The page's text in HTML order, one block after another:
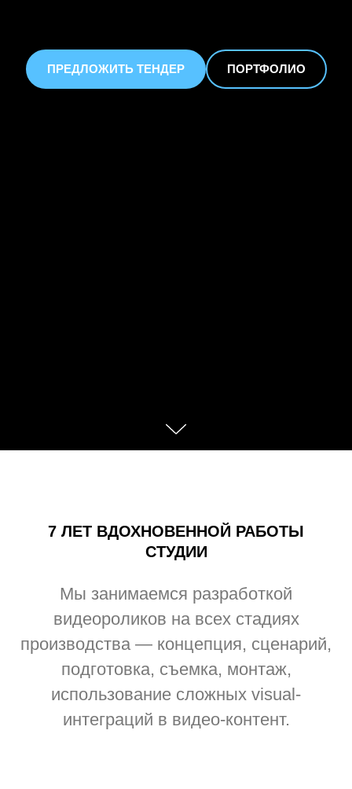
ПРЕДЛОЖИТЬ ТЕНДЕР ПОРТФОЛИО
7 ЛЕТ ВДОХНОВЕННОЙ РАБОТЫ
СТУДИИ
Мы занимаемся разработкой
видеороликов на всех стадиях
производства — концепция, сценарий,
подготовка, съемка, монтаж,
использование сложных visual-
интеграций в видео-контент.